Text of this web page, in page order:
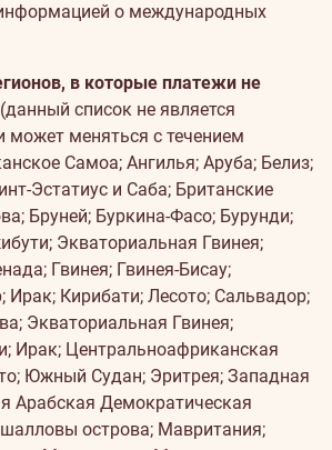
о международных
в которые платежи не
(данный список не является
меняться с течением
Самоа; Ангилья; Аруба; Белиз;
Эстатиус и Саба; Британские
Бруней; Буркина-Фасо; Бурунди;
Экваториальная Гвинея;
Гвинея; Гвинея-Бисау;
Ирак; Кирибати; Лесото; Сальвадор;
Экваториальная Гвинея;
Ирак; Центральноафриканская
Южный Судан; Эритрея; Западная
Арабская Демократическая
острова; Мавритания;